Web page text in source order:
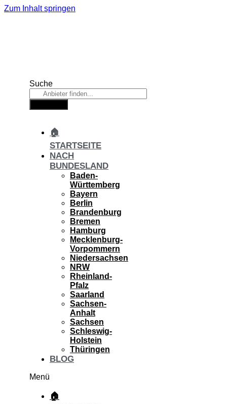
Zum Inhalt springen
Suche
🏠
STARTSEITE
NACH
BUNDESLAND
Baden-
Württemberg
Bayern
Berlin
Brandenburg
Bremen
Hamburg
Mecklenburg-
Vorpommern
Niedersachsen
NRW
Rheinland-
Pfalz
Saarland
Sachsen-
Anhalt
Sachsen
Schleswig-
Holstein
Thüringen
BLOG
Menü
🏠